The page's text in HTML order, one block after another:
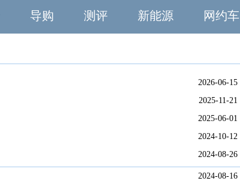
导购 测评 新能源 网约车
2026-06-15
2025-11-21
2025-06-01
2024-10-12
2024-08-26
2024-08-16